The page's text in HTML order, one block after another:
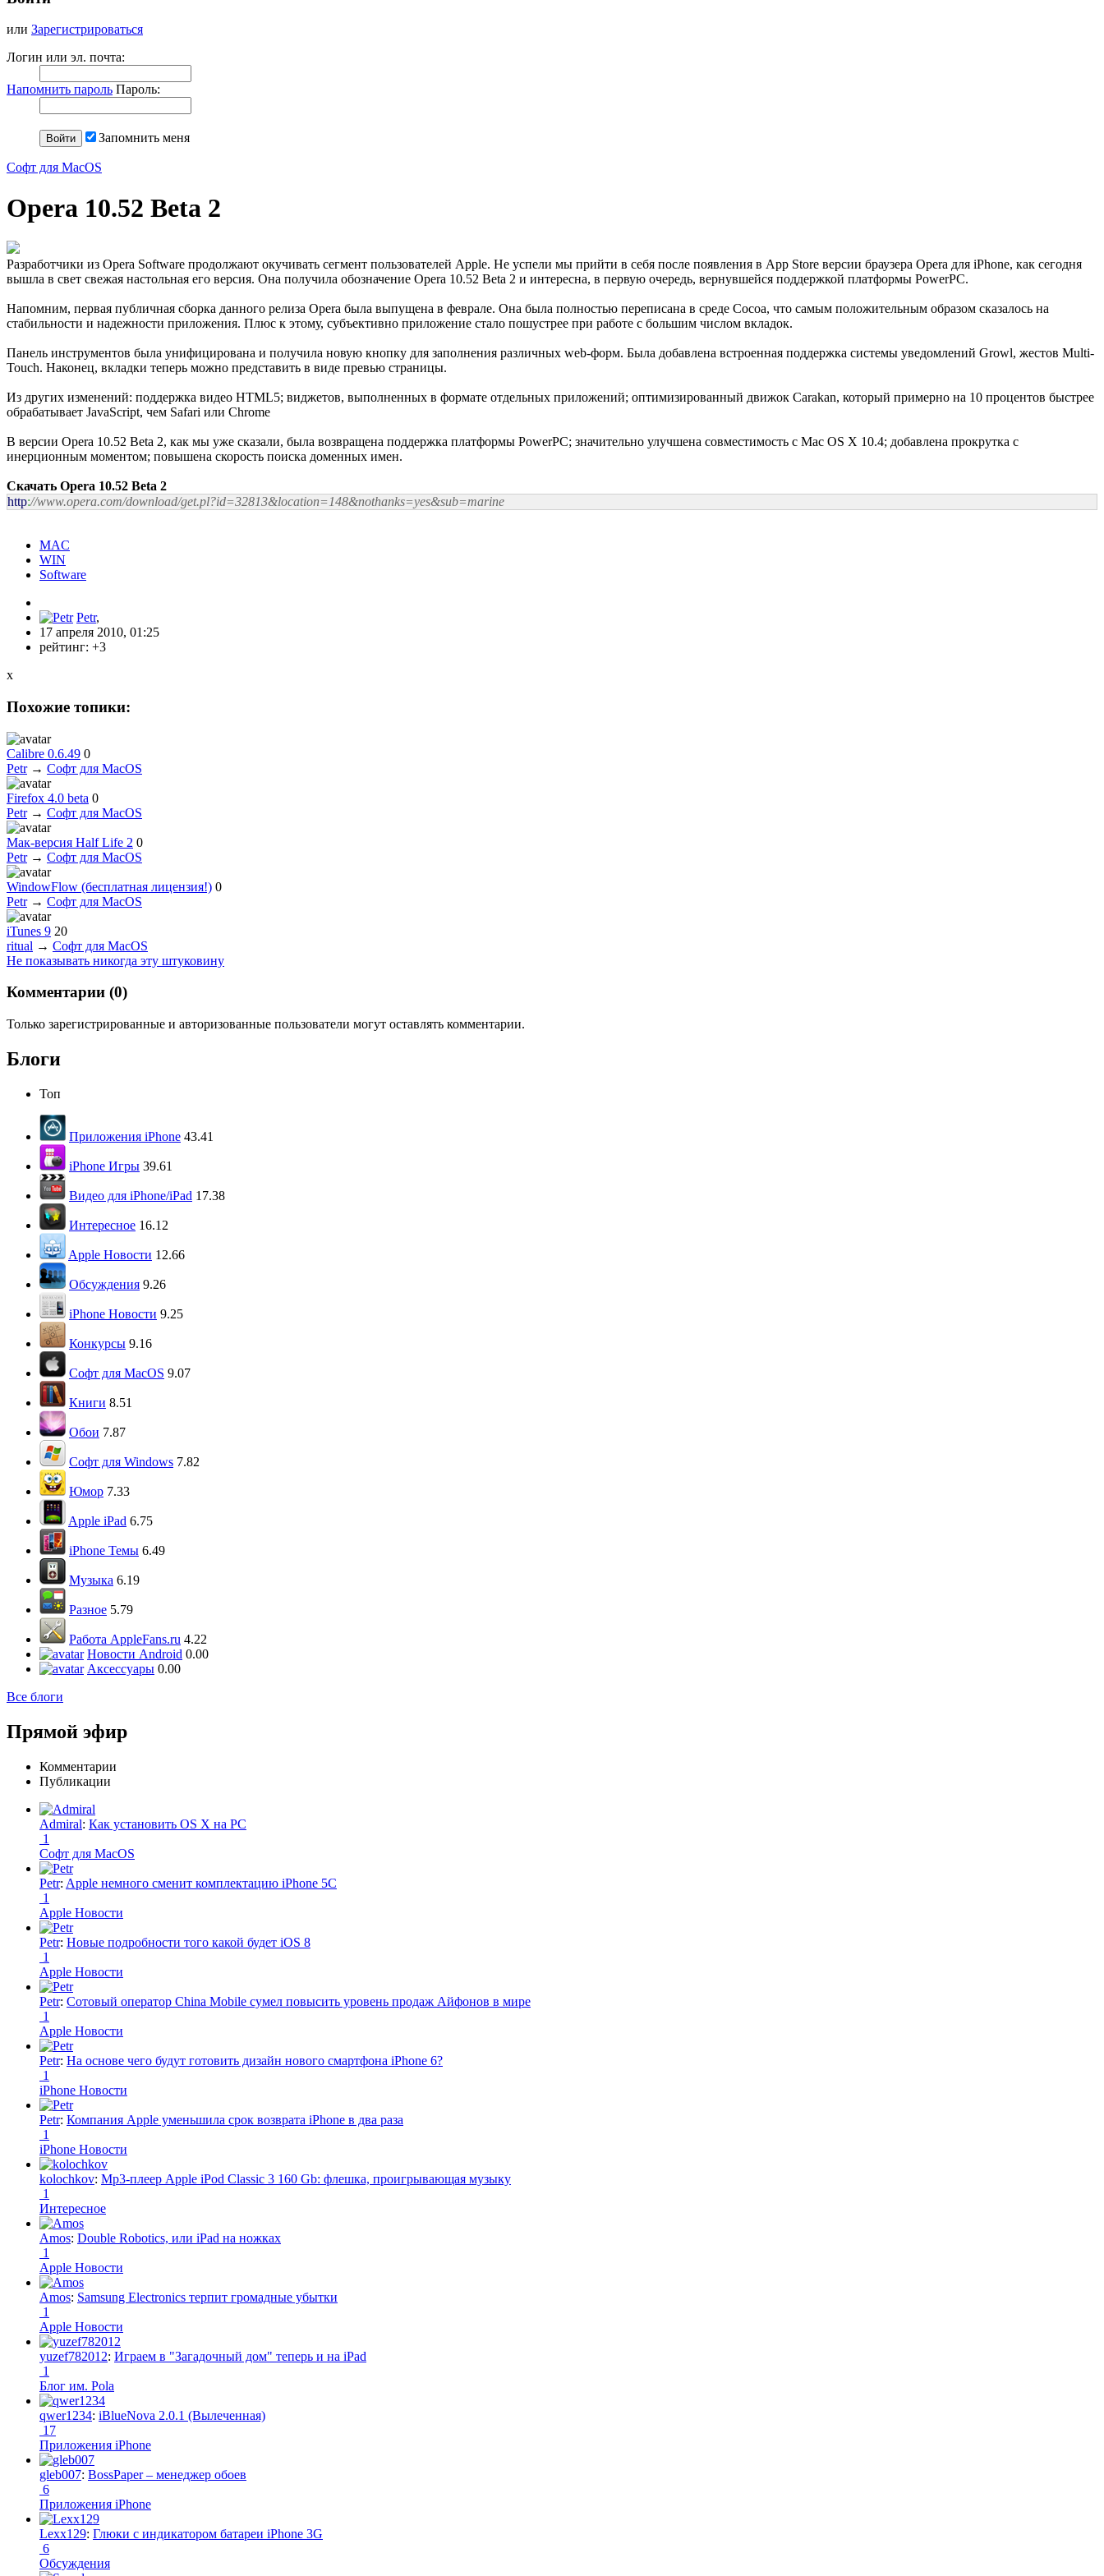
или Зарегистрироваться
Логин или эл. почта:
Напомнить пароль Пароль:
Запомнить меня
Софт для MacOS
Opera 10.52 Beta 2
Разработчики из Opera Software продолжают окучивать сегмент пользователей Apple. Не успели мы прийти в себя после появления в App Store версии браузера Opera для iPhone, как сегодня
вышла в свет свежая настольная его версия. Она получила обозначение Opera 10.52 Beta 2 и интересна, в первую очередь, вернувшейся поддержкой платформы PowerPC.
Напомним, первая публичная сборка данного релиза Opera была выпущена в феврале. Она была полностью переписана в среде Cocoa, что самым положительным образом сказалось на
стабильности и надежности приложения. Плюс к этому, субъективно приложение стало пошустрее при работе с большим числом вкладок.
Панель инструментов была унифицирована и получила новую кнопку для заполнения различных web-форм. Была добавлена встроенная поддержка системы уведомлений Growl, жестов Multi-
Touch. Наконец, вкладки теперь можно представить в виде превью страницы.
Из других изменений: поддержка видео HTML5; виджетов, выполненных в формате отдельных приложений; оптимизированный движок Carakan, который примерно на 10 процентов быстрее
обрабатывает JavaScript, чем Safari или Chrome
В версии Opera 10.52 Beta 2, как мы уже сказали, была возвращена поддержка платформы PowerPC; значительно улучшена совместимость с Mac OS X 10.4; добавлена прокрутка с
инерционным моментом; повышена скорость поиска доменных имен.
Скачать Opera 10.52 Beta 2
http://www.opera.com/download/get.pl?id=32813&location=148&nothanks=yes&sub=marine
MAC
WIN
Software
Petr,
17 апреля 2010, 01:25
рейтинг: +3
x
Похожие топики:
Calibre 0.6.49 0
Petr→ Софт для MacOS
Firefox 4.0 beta 0
Petr→ Софт для MacOS
Мак-версия Half Life 2 0
Petr→ Софт для MacOS
WindowFlow (бесплатная лицензия!) 0
Petr→ Софт для MacOS
iTunes 9 20
ritual → Софт для MacOS
Не показывать никогда эту штуковину
Комментарии (0)
Только зарегистрированные и авторизованные пользователи могут оставлять комментарии.
Блоги
Топ
Приложения iPhone 43.41
iPhone Игры 39.61
Видео для iPhone/iPad 17.38
Интересное 16.12
Apple Новости 12.66
Обсуждения 9.26
iPhone Новости 9.25
Конкурсы 9.16
Софт для MacOS 9.07
Книги 8.51
Обои 7.87
Софт для Windows 7.82
Юмор 7.33
Apple iPad 6.75
iPhone Темы 6.49
Музыка 6.19
Разное 5.79
Работа AppleFans.ru 4.22
Новости Android 0.00
Аксессуары 0.00
Все блоги
Прямой эфир
Комментарии
Публикации
Admiral: Как установить OS X на PC
1
Софт для MacOS
Petr: Apple немного сменит комплектацию iPhone 5C
1
Apple Новости
Petr: Новые подробности того какой будет iOS 8
1
Apple Новости
Petr: Сотовый оператор China Mobile сумел повысить уровень продаж Айфонов в мире
1
Apple Новости
Petr: На основе чего будут готовить дизайн нового смартфона iPhone 6?
1
iPhone Новости
Petr: Компания Apple уменьшила срок возврата iPhone в два раза
1
iPhone Новости
kolochkov: Mp3-плеер Apple iPod Classic 3 160 Gb: флешка, проигрывающая музыку
1
Интересное
Amos: Double Robotics, или iPad на ножках
1
Apple Новости
Amos: Samsung Electronics терпит громадные убытки
1
Apple Новости
yuzef782012: Играем в "Загадочный дом" теперь и на iPad
1
Блог им. Pola
qwer1234: iBlueNova 2.0.1 (Вылеченная)
17
Приложения iPhone
gleb007: BossPaper – менеджер обоев
6
Приложения iPhone
Lexx129: Глюки с индикатором батареи iPhone 3G
6
Обсуждения